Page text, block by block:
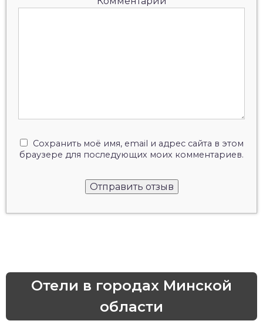
Сохранить моё имя, email и адрес сайта в этом
браузере для последующих моих комментариев.
Отели в городах Минской
области